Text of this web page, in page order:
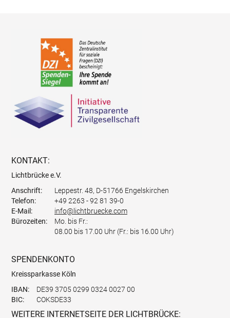
KONTAKT:
Lichtbrücke e.V.
Anschrift:
Leppestr. 48, D-51766 Engelskirchen
Telefon:
+49 2263 - 92 81 39-0
E-Mail:
info@lichtbruecke.com
Bürozeiten:
Mo. bis Fr.:
08.00 bis 17.00 Uhr (Fr.: bis 16.00 Uhr)
SPENDENKONTO
Kreissparkasse Köln
IBAN:
DE39 3705 0299 0324 0027 00
BIC:
COKSDE33
WEITERE INTERNETSEITE DER LICHTBRÜCKE: